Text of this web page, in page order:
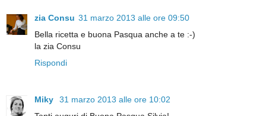
zia Consu 31 marzo 2013 alle ore 09:50
Bella ricetta e buona Pasqua anche a te :-)
la zia Consu
Rispondi
Miky
31 marzo 2013 alle ore 10:02